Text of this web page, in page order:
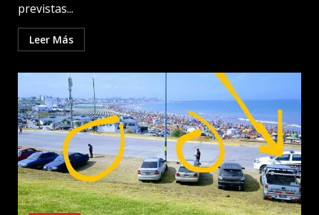
previstas...
Leer Más